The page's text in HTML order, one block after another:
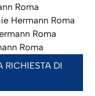
Roma
Hermann Roma
Roma
Roma
RICHIESTA DI